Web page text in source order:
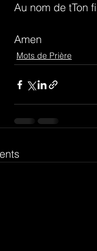
Au nom de tTon
Amen
Mots de Prière